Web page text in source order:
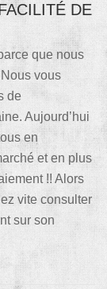
DE
que nous
vous
de
Aujourd’hui
en
et en plus
!! Alors
vite consulter
sur son